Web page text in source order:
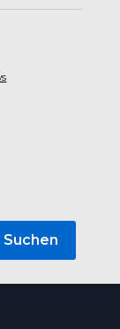
Suchen